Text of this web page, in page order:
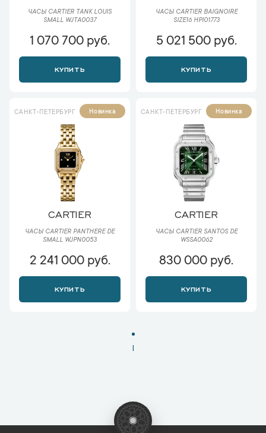
ЧАСЫ CARTIER TANK LOUIS
SMALL WJTA0037
1 070 700 руб.
КУПИТЬ
ЧАСЫ CARTIER BAIGNOIRE
SIZE16 HPI01773
5 021 500 руб.
КУПИТЬ
САНКТ-ПЕТЕРБУРГ Новинка
CARTIER
ЧАСЫ CARTIER PANTHERE DE
SMALL WJPN0053
2 241 000 руб.
КУПИТЬ
САНКТ-ПЕТЕРБУРГ Новинка
CARTIER
ЧАСЫ CARTIER SANTOS DE
WSSA0062
830 000 руб.
КУПИТЬ
1